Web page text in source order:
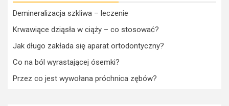
Demineralizacja szkliwa – leczenie
Krwawiące dziąsła w ciąży – co stosować?
Jak długo zakłada się aparat ortodontyczny?
Co na ból wyrastającej ósemki?
Przez co jest wywołana próchnica zębów?